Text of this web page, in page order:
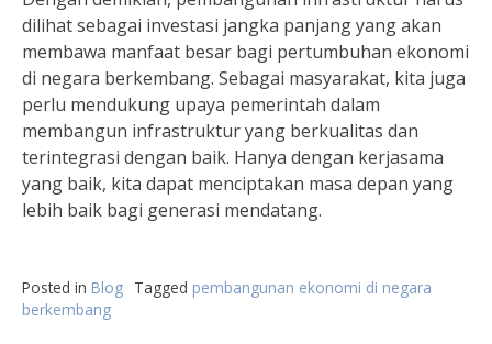
dilihat sebagai investasi jangka panjang yang akan
membawa manfaat besar bagi pertumbuhan ekonomi
di negara berkembang. Sebagai masyarakat, kita juga
perlu mendukung upaya pemerintah dalam
membangun infrastruktur yang berkualitas dan
terintegrasi dengan baik. Hanya dengan kerjasama
yang baik, kita dapat menciptakan masa depan yang
lebih baik bagi generasi mendatang.
Posted in Blog Tagged pembangunan ekonomi di negara
berkembang